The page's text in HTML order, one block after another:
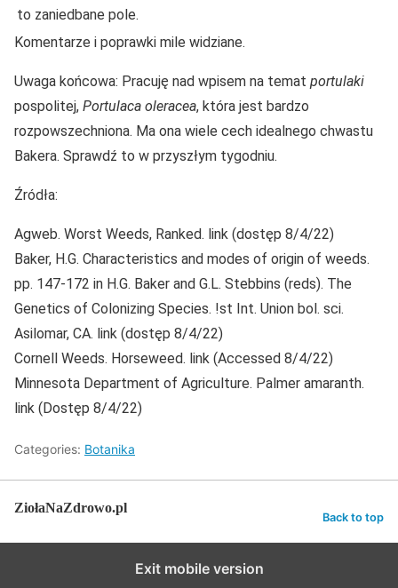
to zaniedbane pole.
Komentarze i poprawki mile widziane.
Uwaga końcowa: Pracuję nad wpisem na temat portulaki
pospolitej, Portulaca oleracea, która jest bardzo
rozpowszechniona. Ma ona wiele cech idealnego chwastu
Bakera. Sprawdź to w przyszłym tygodniu.
Źródła:
Agweb. Worst Weeds, Ranked. link (dostęp 8/4/22)
Baker, H.G. Characteristics and modes of origin of weeds.
pp. 147-172 in H.G. Baker and G.L. Stebbins (reds). The
Genetics of Colonizing Species. !st Int. Union bol. sci.
Asilomar, CA. link (dostęp 8/4/22)
Cornell Weeds. Horseweed. link (Accessed 8/4/22)
Minnesota Department of Agriculture. Palmer amaranth.
link (Dostęp 8/4/22)
Categories: Botanika
ZiołaNaZdrowo.pl
Back to top
Exit mobile version